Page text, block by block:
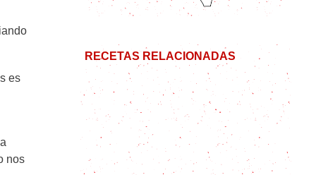
es
nos
RECETAS RELACIONADAS
Olluco: todo sobre el superalimento
peruano y una receta fácil para
disfrutarlo
Descubriendo la Raclette: Una guía
fácil para principiantes